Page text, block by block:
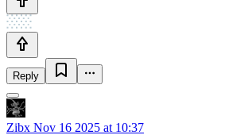
Reply
Zibx Nov 16 2025 at 10:37